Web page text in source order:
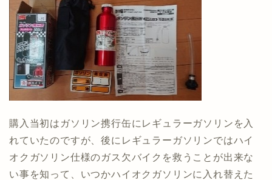
購入当初はガソリン携行缶にレギュラーガソリンを入
れていたのですが、後にレギュラーガソリンではハイ
オクガソリン仕様のガス欠バイクを救うことが出来な
い事を知って、いつかハイオクガソリンに入れ替えた